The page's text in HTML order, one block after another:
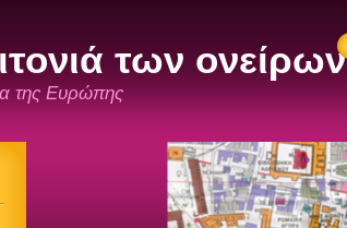
των ονείρων
της Ευρώπης